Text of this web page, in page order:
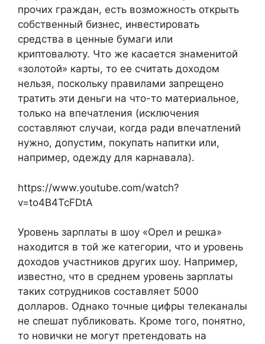
прочих граждан, есть возможность открыть
собственный бизнес, инвестировать
средства в ценные бумаги или
криптовалюту. Что же касается знаменитой
«золотой» карты, то ее считать доходом
нельзя, поскольку правилами запрещено
тратить эти деньги на что-то материальное,
только на впечатления (исключения
составляют случаи, когда ради впечатлений
нужно, допустим, покупать напитки или,
например, одежду для карнавала).
https://www.youtube.com/watch?
v=to4B4TcFDtA
Уровень зарплаты в шоу «Орел и решка»
находится в той же категории, что и уровень
доходов участников других шоу. Например,
известно, что в среднем уровень зарплаты
таких сотрудников составляет 5000
долларов. Однако точные цифры телеканалы
не спешат публиковать. Кроме того, понятно,
то новички не могут претендовать на